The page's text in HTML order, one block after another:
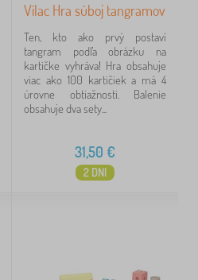
Vilac Hra súboj tangramov
Ten, kto ako prvý postaví
tangram podľa obrázku na
kartičke vyhráva! Hra obsahuje
viac ako 100 kartičiek a má 4
úrovne obtiažnosti. Balenie
obsahuje dva sety...
31,50 €
2 DNI